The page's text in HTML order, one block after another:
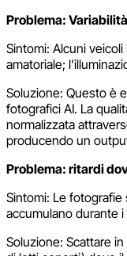
Problema:
Sintomi: Alcuni
amatoriale;
Soluzione: Questo è
fotografici AI. La
normalizzata
producendo un
Problema: ritardi
Sintomi: Le
accumulano durante
Soluzione: Scattare